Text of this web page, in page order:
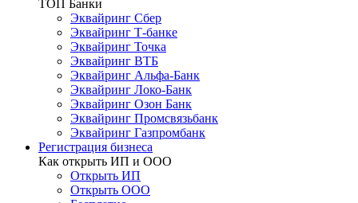
ТОП Банки
Эквайринг Сбер
Эквайринг Т-банке
Эквайринг Точка
Эквайринг ВТБ
Эквайринг Альфа-Банк
Эквайринг Локо-Банк
Эквайринг Озон Банк
Эквайринг Промсвязьбанк
Эквайринг Газпромбанк
Регистрация бизнеса
Как открыть ИП и ООО
Открыть ИП
Открыть ООО